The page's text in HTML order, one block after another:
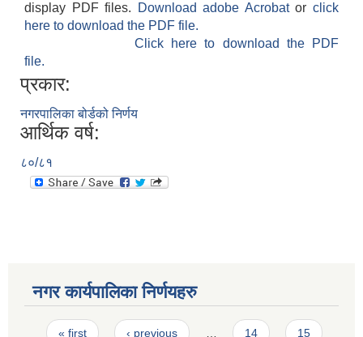
display PDF files.
Download adobe Acrobatorclick
here to download the PDF file.
Click here to download the PDF
file.
प्रकार:
नगरपालिका बोर्डको निर्णय
आर्थिक वर्ष:
८०/८१
नगर कार्यपालिका निर्णयहरु
« first ‹ previous … 14 15